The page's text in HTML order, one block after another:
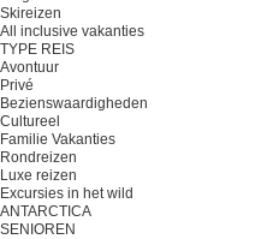
Skireizen
All inclusive vakanties
TYPE REIS
Avontuur
Privé
Bezienswaardigheden
Cultureel
Familie Vakanties
Rondreizen
Luxe reizen
Excursies in het wild
ANTARCTICA
SENIOREN